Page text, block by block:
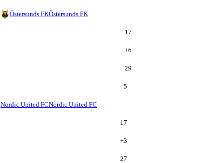
Östersunds FKÖstersunds FK
17
+6
29
5
Nordic United FCNordic United FC
17
+3
27